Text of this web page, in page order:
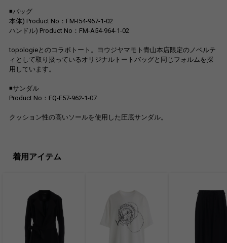
◾️バッグ
本体) Product No：FM-I54-967-1-02
ハンドル) Product No：FM-A54-964-1-02
topologieとのコラボトート。ヨウジヤマモト青山本店限定のノベルテ
ィとして取り扱っているオリジナルトートバッグと同じフォルムを採
用しています。
◾️サンダル
Product No：FQ-E57-962-1-07
クッション性の高いソールを使用した圧底サンダル。
着用アイテム